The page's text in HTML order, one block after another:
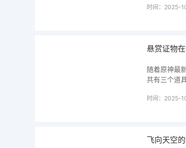
时间：2025-
悬赏证物
随着原神最
共有三个道
时间：2025-
飞向天空